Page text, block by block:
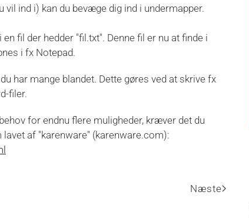
vil ind i) kan du bevæge dig ind i undermapper.
fil der hedder "fil.txt". Denne fil er nu at finde i
i fx Notepad.
har mange blandet. Dette gøres ved at skrive fx
filer.
for endnu flere muligheder, kræver det du
af "karenware" (karenware.com):
Næste